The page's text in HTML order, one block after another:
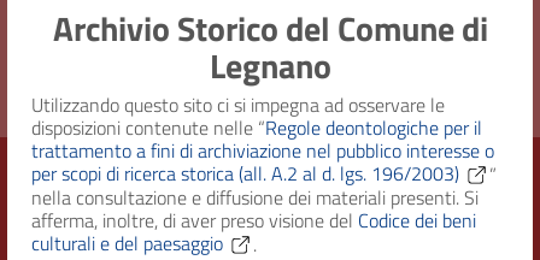
Archivio Storico del Comune di
Legnano
Utilizzando questo sito ci si impegna ad osservare le
disposizioni contenute nelle “Regole deontologiche per il
trattamento a fini di archiviazione nel pubblico interesse o
per scopi di ricerca storica (all. A.2 al d. lgs. 196/2003)
”
nella consultazione e diffusione dei materiali presenti. Si
afferma, inoltre, di aver preso visione del Codice dei beni
culturali e del paesaggio
.
Diritto d'accesso Uso pubblico
Città di Legnano – Archivio Storico